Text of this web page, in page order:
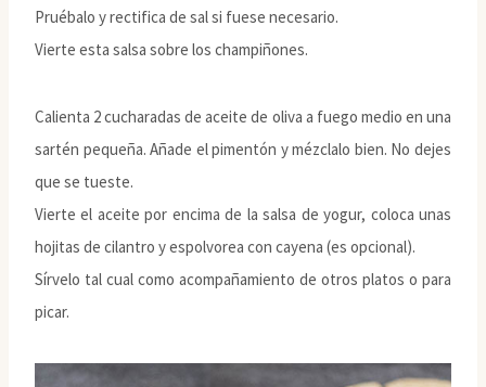
Pruébalo y rectifica de sal si fuese necesario.
Vierte esta salsa sobre los champiñones.
Calienta 2 cucharadas de aceite de oliva a fuego medio en una
sartén pequeña. Añade el pimentón y mézclalo bien. No dejes
que se tueste.
Vierte el aceite por encima de la salsa de yogur, coloca unas
hojitas de cilantro y espolvorea con cayena (es opcional).
Sírvelo tal cual como acompañamiento de otros platos o para
picar.